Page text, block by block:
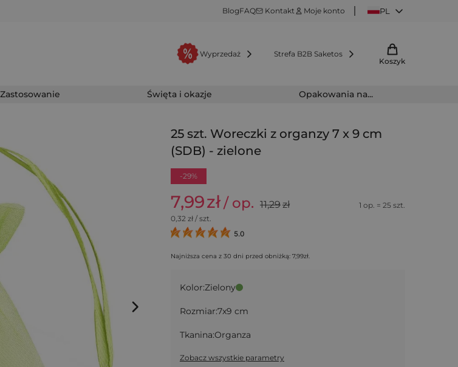
BlogFAQ Kontakt Moje konto PL
Wyprzedaż
Strefa B2B Saketos
Koszyk
Zastosowanie Święta i okazje Opakowania na...
25 szt. Woreczki z organzy 7 x 9 cm
(SDB) - zielone
-29%
7,99zł/ op. 11,29zł
1 op. = 25 szt.
0,32zł / szt.
5.0
Najniższa cena z 30 dni przed obniżką: 7,99zł.
Kolor:Zielony
Rozmiar:7x9 cm
Tkanina:Organza
Zobacz wszystkie parametry